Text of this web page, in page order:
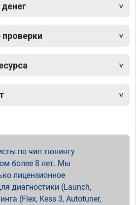
денег
по чип тюнингу
более 8 лет. Мы
лицензионное
диагностики (Launch,
(Flex, Kess 3, Autotuner,